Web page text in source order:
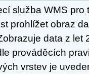
služba WMS pro
prohlížet obraz
data z let
prováděcích
vrstev je